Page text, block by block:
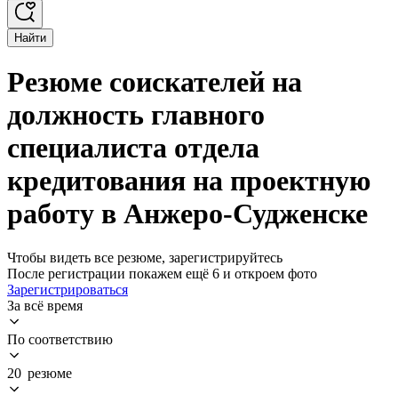
Найти
Резюме соискателей на
должность главного
специалиста отдела
кредитования на проектную
работу в Анжеро-Судженске
Чтобы видеть все резюме, зарегистрируйтесь
После регистрации покажем ещё 6 и откроем фото
Зарегистрироваться
За всё время
По соответствию
20 резюме